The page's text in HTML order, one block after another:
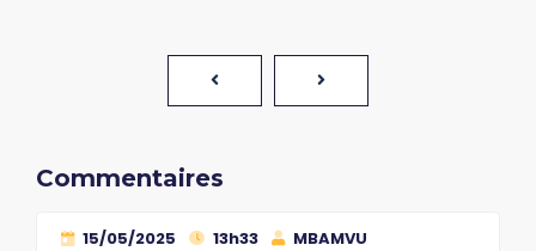
Commentaires
15/05/2025 13h33 MBAMVU